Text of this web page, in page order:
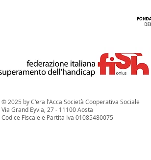
© 2025 by C'era l'Acca Società Cooperativa Sociale
Via Grand Eyvia, 27 - 11100 Aosta
Codice Fiscale e Partita Iva 01085480075